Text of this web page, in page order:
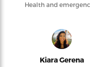
Health and
Kiara Gerena